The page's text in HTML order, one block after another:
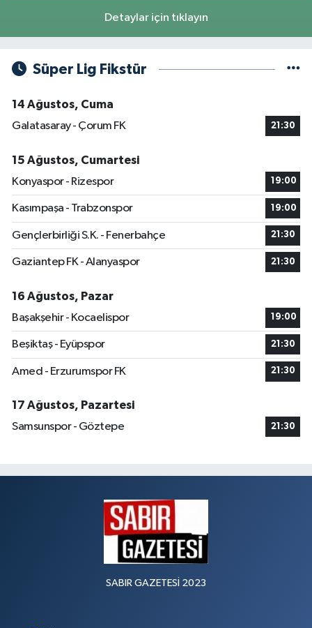
Detaylar için tıklayın
Süper Lig Fikstür
14 Ağustos, Cuma
Galatasaray - Çorum FK
21:30
15 Ağustos, Cumartesi
Konyaspor - Rizespor
19:00
Kasımpaşa - Trabzonspor 19:00
Gençlerbirliği S.K. - Fenerbahçe 21:30
Gaziantep FK - Alanyaspor 21:30
16 Ağustos, Pazar
Başakşehir - Kocaelispor
19:00
Beşiktaş - Eyüpspor 21:30
Amed - Erzurumspor FK 21:30
17 Ağustos, Pazartesi
Samsunspor - Göztepe
21:30
SABIR GAZETESİ 2023